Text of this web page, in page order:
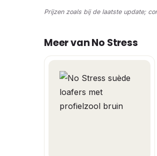
Prijzen zoals bij de laatste update;
Meer van No Stress